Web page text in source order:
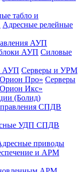
табло и
Адресные релейные
АУП
АУП Силовые
АУП Серверы и УРМ
Про» Серверы
Икс»
(Болид)
СПДВ
УДП СПДВ
приводы
и АРМ